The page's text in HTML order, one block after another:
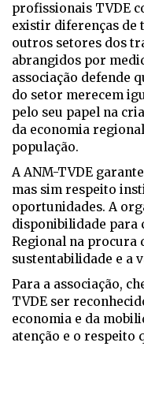
profissionais TVDE
existir diferenças de
outros setores dos
abrangidos por
associação defende
do setor merecem
pelo seu papel na
da economia
população.
A ANM-TVDE
mas sim respeito
oportunidades. A
disponibilidade para
Regional na procura
sustentabilidade e a
Para a associação,
TVDE ser
economia e da
atenção e o respeito